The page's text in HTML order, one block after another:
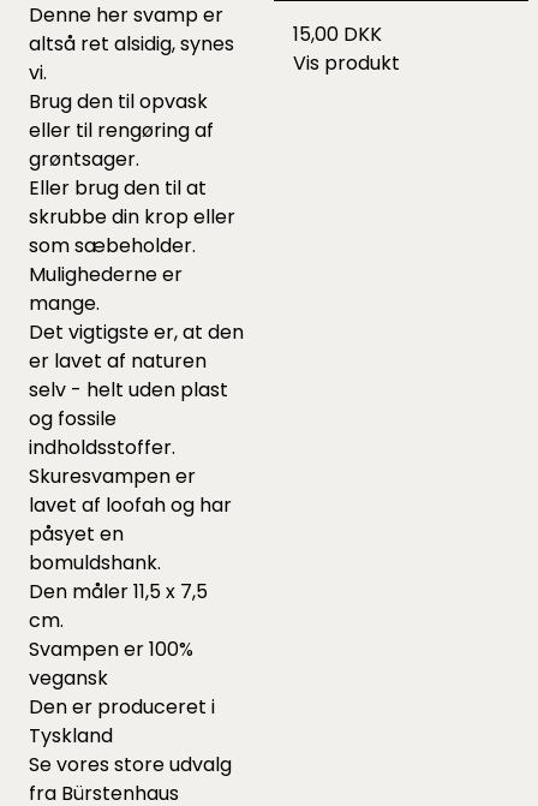
Denne her svamp er
altså ret alsidig, synes
vi.
Brug den til opvask
eller til rengøring af
grøntsager.
Eller brug den til at
skrubbe din krop eller
som sæbeholder.
Mulighederne er
mange.
Det vigtigste er, at den
er lavet af naturen
selv - helt uden plast
og fossile
indholdsstoffer.
Skuresvampen er
lavet af loofah og har
påsyet en
bomuldshank.
Den måler 11,5 x 7,5
cm.
Svampen er 100%
vegansk
Den er produceret i
Tyskland
Se vores store udvalg
fra Bürstenhaus
15,00 DKK
Vis produkt